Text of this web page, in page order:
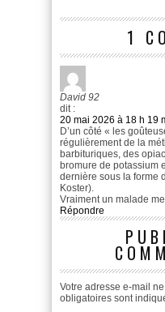
1
David 92
dit :
20 mai 2026 à 18 h 19
D’un côté « les
régulièrement de la
barbituriques, des
bromure de potassium
dernière sous la forme
Koster).
Vraiment un malade
Répondre
Votre adresse e-mail
obligatoires sont